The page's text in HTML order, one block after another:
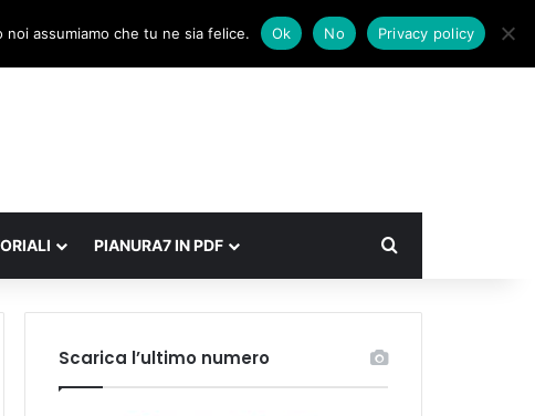
Facebook
X Instagram
AccediUn articolo a caso
Barra laterale
PIANURA7 IN PDF Cerca
Scarica l’ultimo numero
assumiamo che tu ne sia felice. Ok No Privacy policy